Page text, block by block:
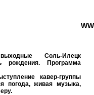
Соль-Илецк
рождения. Программа
кавер-группы
погода, живая музыка,